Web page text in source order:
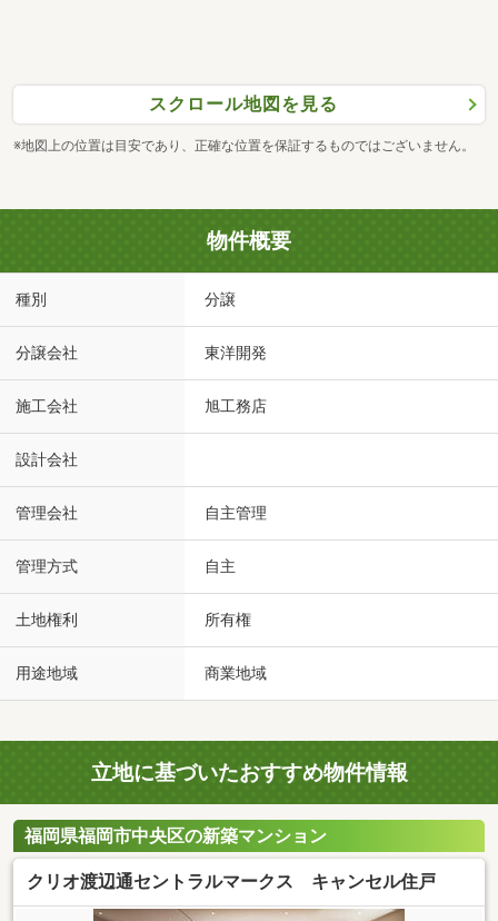
スクロール地図を見る
※地図上の位置は目安であり、正確な位置を保証するものではございません。
物件概要
種別 分譲
分譲会社 東洋開発
施工会社 旭工務店
設計会社
管理会社 自主管理
管理方式 自主
土地権利 所有権
用途地域 商業地域
立地に基づいたおすすめ物件情報
福岡県福岡市中央区の新築マンション
クリオ渡辺通セントラルマークス キャンセル住戸